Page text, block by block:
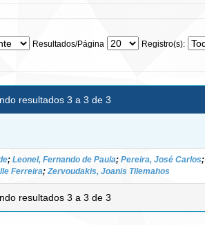
Resultados/Página Registro(s):
resultados 3 a 3 de 3
; Leonel, Fernando de Paula; Pereira, José Carlos;
Ferreira; Zervoudakis, Joanis Tilemahos
resultados 3 a 3 de 3